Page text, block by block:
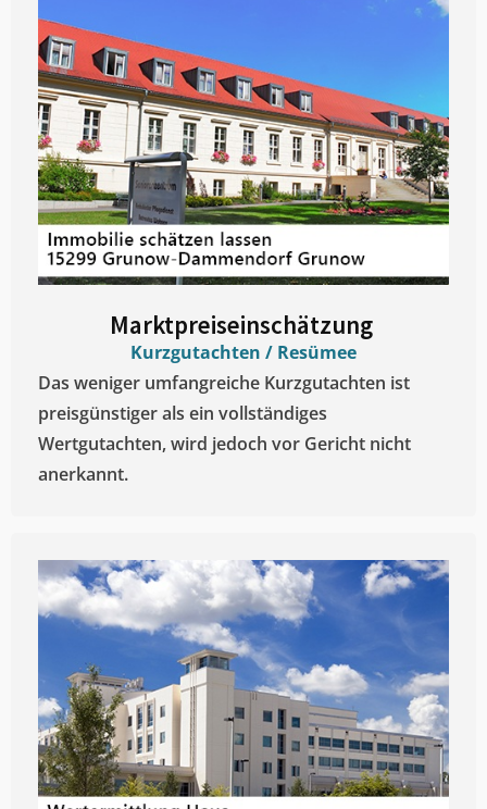
Marktpreiseinschätzung ​
Kurzgutachten / Resümee
Das weniger umfangreiche Kurzgutachten ist
preisgünstiger als ein vollständiges
Wertgutachten, wird jedoch vor Gericht nicht
anerkannt.